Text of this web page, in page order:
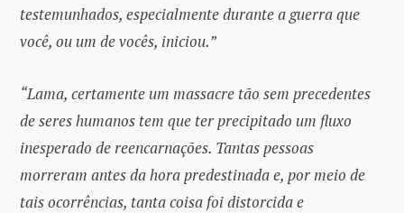
testemunhados, especialmente durante a guerra que
você, ou um de vocês, iniciou.”
“Lama, certamente um massacre tão sem precedentes
de seres humanos tem que ter precipitado um fluxo
inesperado de reencarnações. Tantas pessoas
morreram antes da hora predestinada e, por meio de
tais ocorrências, tanta coisa foi distorcida e